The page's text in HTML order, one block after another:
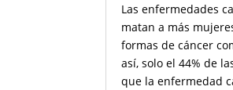
Las enfermedades
matan a más
formas de cáncer
así, solo el 44% de
que la enfermedad